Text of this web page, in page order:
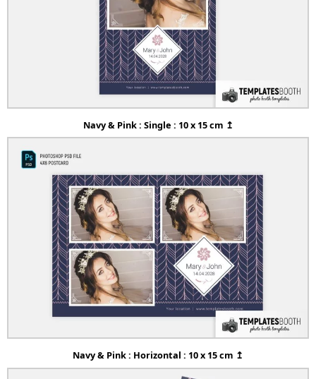
Navy & Pink : Single : 10 x 15 cm ↥
Navy & Pink : Horizontal : 10 x 15 cm ↥